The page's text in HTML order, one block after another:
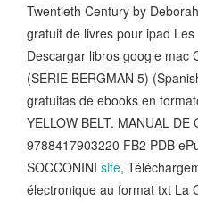
Twentieth Century by
gratuit de livres pour ipad
Descargar libros google mac
(SERIE BERGMAN 5)
gratuitas de ebooks en
YELLOW BELT. MANUAL DE
9788417903220 FB2 PDB
SOCCONINI site,
électronique au format txt La